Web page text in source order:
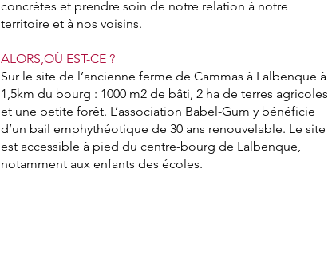
concrètes et prendre soin de notre relation à notre
territoire et à nos voisins.
ALORS,OÙ EST-CE ?
Sur le site de l’ancienne ferme de Cammas à Lalbenque à
1,5km du bourg : 1000 m2 de bâti, 2 ha de terres agricoles
et une petite forêt. L’association Babel-Gum y bénéficie
d’un bail emphythéotique de 30 ans renouvelable. Le site
est accessible à pied du centre-bourg de Lalbenque,
notamment aux enfants des écoles.